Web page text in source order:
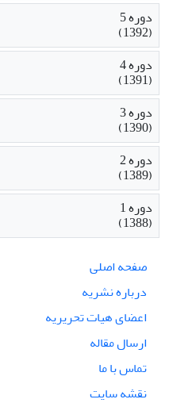
دوره 5
(1392)
دوره 4
(1391)
دوره 3
(1390)
دوره 2
(1389)
دوره 1
(1388)
صفحه اصلی
درباره نشریه
اعضای هیات تحریریه
ارسال مقاله
تماس با ما
نقشه سایت